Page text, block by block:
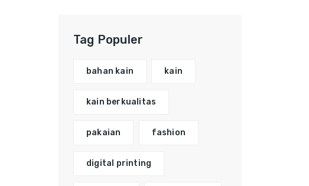
Tag Populer
bahan kain kain
kain berkualitas
pakaian fashion
digital printing